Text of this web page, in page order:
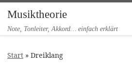
Zum Inhalt springen
Musiktheorie
Note, Tonleiter, Akkord… einfach erklärt
Start » Dreiklang